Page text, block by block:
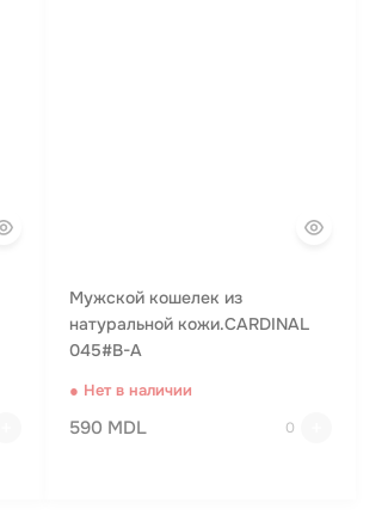
Мужской кошелек из
натуральной кожи.CARDINAL
045#B-A
● Нет в наличии
590 MDL 0